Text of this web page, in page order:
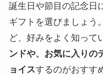
誕生日や節目の記念日
ギフトを選びましょう
ど、好みをよく知って
ンドや、お気に入りの
ョイスするのがおすす